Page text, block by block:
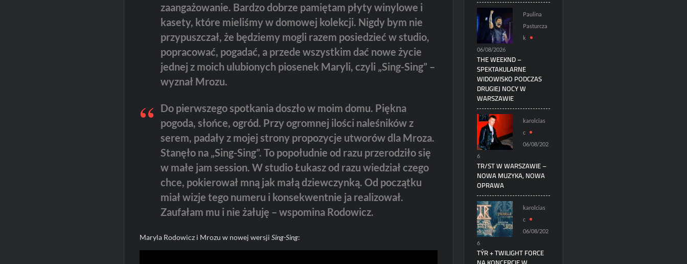
zaangażowanie. Bardzo dobrze pamiętam płyty winylowe i
kasety, które mieliśmy w domowej kolekcji. Nigdy bym nie
przypuszczał, że będziemy mogli razem posiedzieć w studio,
popracować, pogadać, a przede wszystkim dać nowe życie
jednej z moich ulubionych piosenek Maryli, czyli „Sing-Sing” –
wyznał Mrozu.
Do pierwszego spotkania doszło w moim domu. Piękna
pogoda, słońce, ogród. Przy ogromnej ilości naleśników z
serem, padały z mojej strony propozycje utworów dla Mroza.
Stanęło na „Sing-Sing”. To popołudnie od razu przerodziło się
w małe jam session. W studio Łukasz od razu wiedział czego
chce, pokierował mną jak małą dziewczynką. Od początku
miał wizje tego numeru i konsekwentnie ja realizował.
Zaufałam mu i nie żałuję – wspomina Rodowicz.
Maryla Rodowicz i Mrozu w nowej wersji Sing-Sing:
Paulina
Pasturcza
k
06/08/2026
THE WEEKND –
SPEKTAKULARNE
WIDOWISKO PODCZAS
DRUGIEJ NOCY W
WARSZAWIE
karolcias
c
06/08/202
6
TR/ST W WARSZAWIE –
NOWA MUZYKA, NOWA
OPRAWA
karolcias
c
06/08/202
6
TÝR + TWILIGHT FORCE